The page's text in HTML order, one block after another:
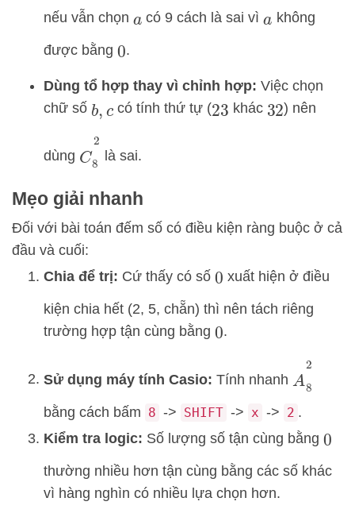
nếu vẫn chọn a có 9 cách là sai vìa không
được bằng 0.
Dùng tổ hợp thay vì chỉnh hợp: Việc chọn
chữ số b, c có tính thứ tự (23 khác 32) nên
dùng 8 2
là sai.
Mẹo giải nhanh
Đối với bài toán đếm số có điều kiện ràng buộc ở cả
đầu và cuối:
Chia để trị: Cứ thấy có số 0 xuất hiện ở điều
kiện chia hết (2, 5, chẵn) thì nên tách riêng
trường hợp tận cùng bằng 0.
Sử dụng máy tính Casio: Tính nhanh A8
bằng cách bấm 8 -> SHIFT -> x -> 2 .
Kiểm tra logic: Số lượng số tận cùng bằng 0
thường nhiều hơn tận cùng bằng các số khác
vì hàng nghìn có nhiều lựa chọn hơn.